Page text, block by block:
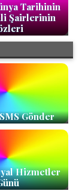
Tarihinin
Şairlerinin
Gönder
Hizmetler